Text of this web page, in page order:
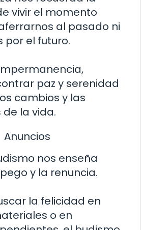
vivir el momento
al pasado ni
por el futuro.
paz y serenidad
cambios y las
la vida.
Anuncios
nos enseña
y la renuncia.
la felicidad en
o en